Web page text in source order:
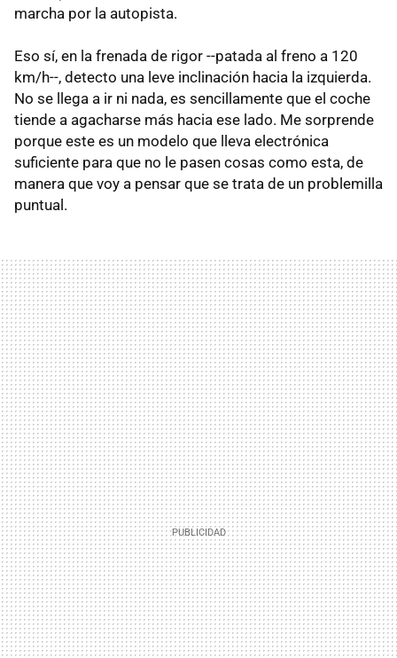
marcha por la autopista.
Eso sí, en la frenada de rigor --patada al freno a 120
km/h--, detecto una leve inclinación hacia la izquierda.
No se llega a ir ni nada, es sencillamente que el coche
tiende a agacharse más hacia ese lado. Me sorprende
porque este es un modelo que lleva electrónica
suficiente para que no le pasen cosas como esta, de
manera que voy a pensar que se trata de un problemilla
puntual.